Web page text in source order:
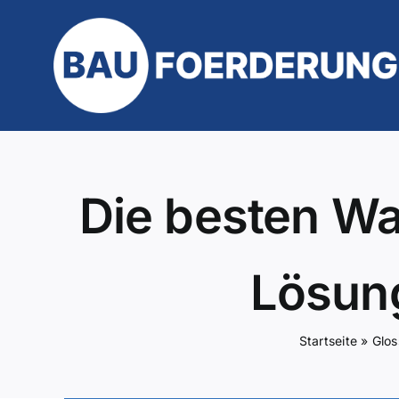
springen
Die besten
Startseite »